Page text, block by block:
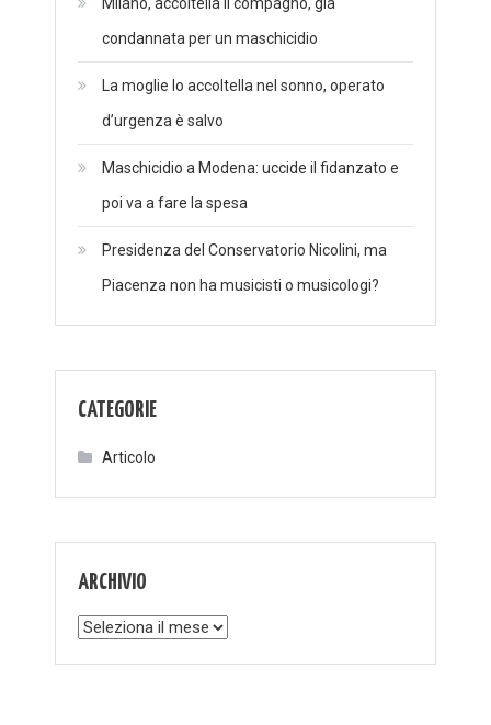
condannata per un maschicidio
La moglie lo accoltella nel sonno, operato
d’urgenza è salvo
Maschicidio a Modena: uccide il fidanzato e
poi va a fare la spesa
Presidenza del Conservatorio Nicolini, ma
Piacenza non ha musicisti o musicologi?
CATEGORIE
Articolo
ARCHIVIO
Archivio